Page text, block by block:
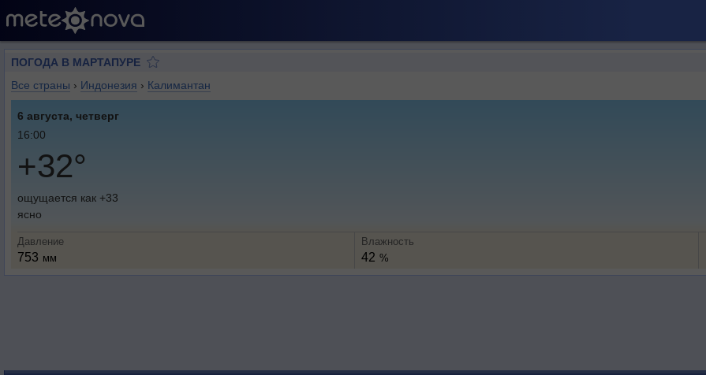
ПОГОДА В МАРТАПУРЕ
Все страны › Индонезия › Калимантан
6 августа, четверг
16:00
+32°
ощущается как +33
ясно
Давление
753 мм
Влажность
42 %